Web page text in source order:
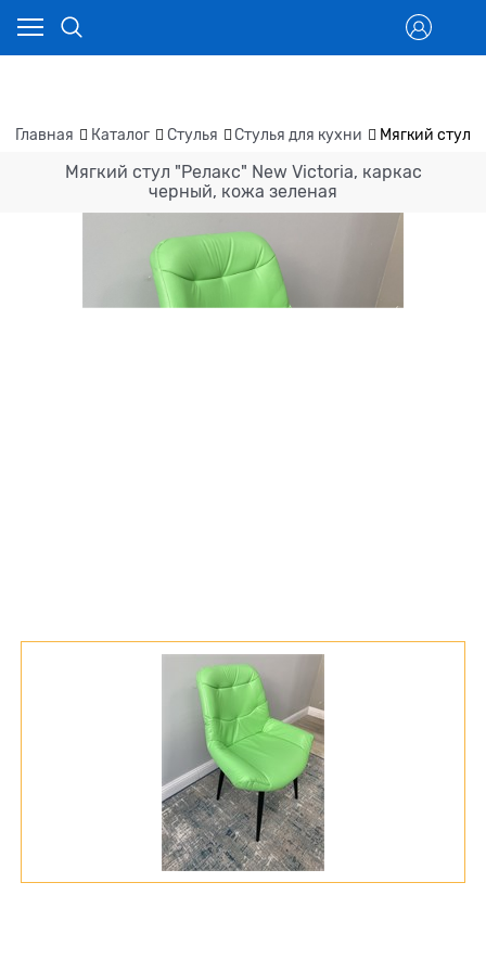
Главная Каталог Стулья Стулья для кухни Мягкий стул
Мягкий стул "Релакс" New Victoria, каркас
черный, кожа зеленая